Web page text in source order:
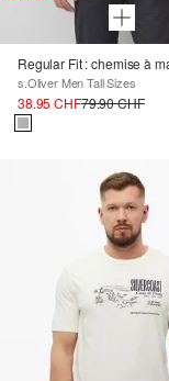
s.Oliver Men Tall Sizes
38.95 CHF79.90 CHF